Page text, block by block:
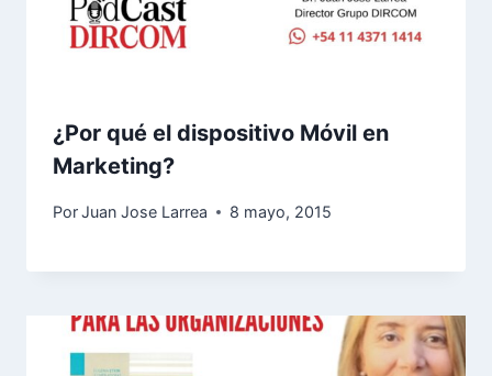
¿Por qué el dispositivo Móvil en
Marketing?
PorJuan Jose Larrea 8 mayo, 2015